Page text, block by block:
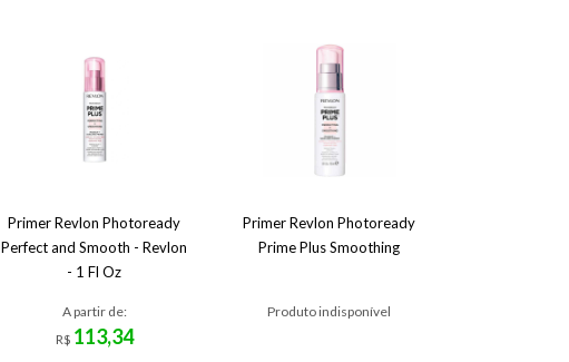
Primer Revlon Photoready
Perfect and Smooth - Revlon
- 1 Fl Oz
A partir de:
R$ 113,34
Primer Revlon Photoready
Prime Plus Smoothing
Produto indisponível